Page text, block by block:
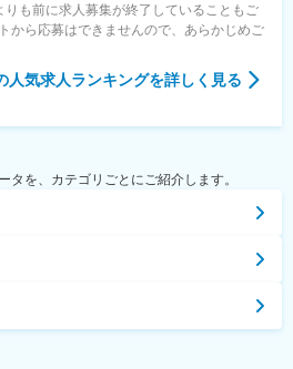
も前に求人募集が終了していることもご
から応募はできませんので、あらかじめご
人気求人ランキングを詳しく見る
を、カテゴリごとにご紹介します。